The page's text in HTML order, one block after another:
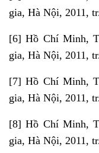
gia, Hà Nội, 2011,
[6] Hồ Chí Minh,
gia, Hà Nội, 2011,
[7] Hồ Chí Minh,
gia, Hà Nội, 2011,
[8] Hồ Chí Minh,
gia, Hà Nội, 2011,